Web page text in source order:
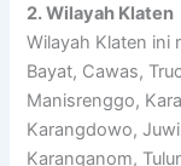
2. Wilayah Klaten
Wilayah Klaten ini
Bayat, Cawas,
Manisrenggo,
Karangdowo,
Karanganom,